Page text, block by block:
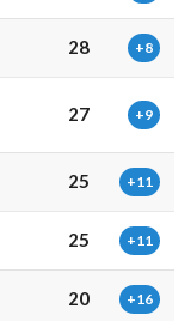
28 +8
27 +9
25 +11
25 +11
20 +16